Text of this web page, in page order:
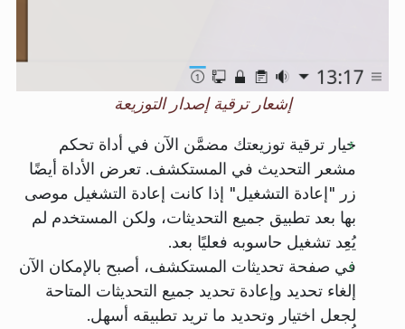
إشعار ترقية إصدار التوزيعة
خيار ترقية توزيعتك مضمَّن الآن في أداة تحكم
مشعر التحديث في المستكشف. تعرض الأداة أيضًا
زر "إعادة التشغيل" إذا كانت إعادة التشغيل موصى
بها بعد تطبيق جميع التحديثات، ولكن المستخدم لم
يُعِد تشغيل حاسوبه فعليًا بعد.
في صفحة تحديثات المستكشف، أصبح بالإمكان الآن
إلغاء تحديد وإعادة تحديد جميع التحديثات المتاحة
لجعل اختيار وتحديد ما تريد تطبيقه أسهل.